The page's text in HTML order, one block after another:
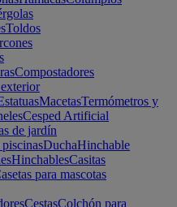
Toldos
Compostadores
MacetasTermómetros y
Cesped Artificial
de jardín
DuchaHinchable
HinchablesCasitas
para mascotas
CestasColchón para